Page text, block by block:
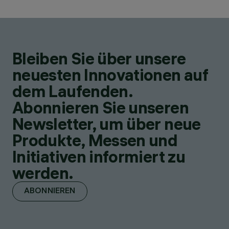
Bleiben Sie über unsere
neuesten Innovationen auf
dem Laufenden.
Abonnieren Sie unseren
Newsletter, um über neue
Produkte, Messen und
Initiativen informiert zu
werden.
ABONNIEREN